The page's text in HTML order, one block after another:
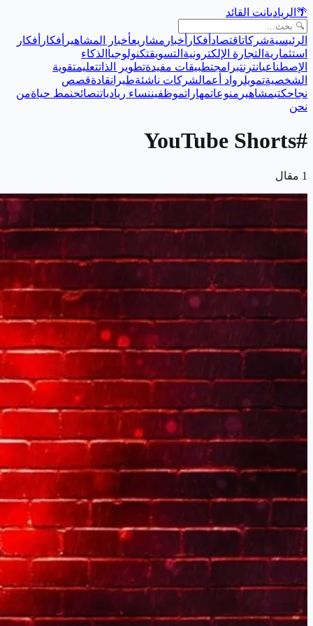
🌴 الرياديانت القائد
الرئيسيةشركاتاقتصاد أفكار أخبار مشاريعأخبار المشاهير أفكار أفكار
استثمارية التجارة الإلكترونية التسويقتكنولوجيا الذكاء
الإصطناعيانترنتبرامجتطبيقات مفيدةتطوير الذاتتعليمتقوية
الشخصيةتمويلرواد أعمالشركات ناشئةطيرانقادةقصص
نجاحكتبمشاهير منوعاتمهاراتموظفيننساء ريادياتنصائحنمط حياةمن
نحن
#
YouTube Shorts
1 مقال